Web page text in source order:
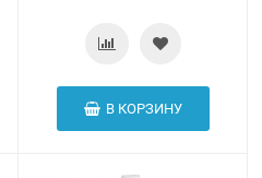
В КОРЗИНУ